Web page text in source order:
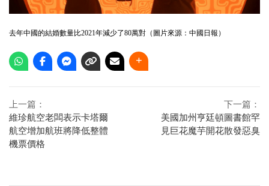
去年中國的結婚數量比2021年減少了80萬對（圖片來源：中國日報）
上一篇：
維珍航空老闆表示卡塔爾
航空增加航班將降低整體
機票價格
下一篇：
美國加州亨廷頓圖書館罕
見巨花魔芋開花散發惡臭